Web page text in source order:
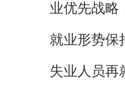
业优先战略
就业形势保
失业人员再